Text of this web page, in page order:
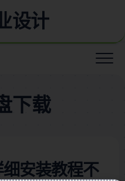
设计
下载
安装教程不